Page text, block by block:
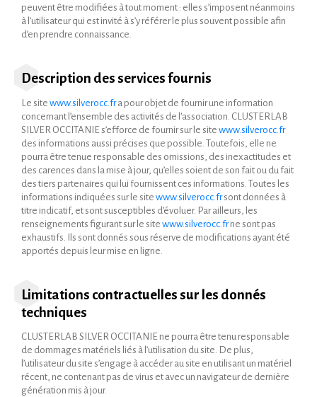
peuvent être modifiées à tout moment : elles s’imposent néanmoins
à l’utilisateur qui est invité à s’y référer le plus souvent possible afin
d’en prendre connaissance.
Description des services fournis
Le site www.silverocc.fra pour objet de fournir une information
concernant l’ensemble des activités de l'association. CLUSTERLAB
SILVER OCCITANIE s’efforce de fournir sur le site www.silverocc.fr
des informations aussi précises que possible. Toutefois, elle ne
pourra être tenue responsable des omissions, des inexactitudes et
des carences dans la mise à jour, qu’elles soient de son fait ou du fait
des tiers partenaires qui lui fournissent ces informations. Toutes les
informations indiquées sur le site www.silverocc.frsont données à
titre indicatif, et sont susceptibles d’évoluer. Par ailleurs, les
renseignements figurant sur le site www.silverocc.frne sont pas
exhaustifs. Ils sont donnés sous réserve de modifications ayant été
apportés depuis leur mise en ligne.
Limitations contractuelles sur les donnés
techniques
CLUSTERLAB SILVER OCCITANIE ne pourra être tenu responsable
de dommages matériels liés à l’utilisation du site. De plus,
l’utilisateur du site s’engage à accéder au site en utilisant un matériel
récent, ne contenant pas de virus et avec un navigateur de dernière
génération mis à jour.